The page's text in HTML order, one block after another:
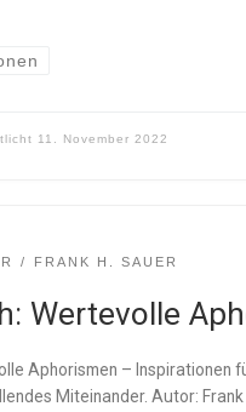
11. November 2022
FRANK H. SAUER
Wertevolle
Aphorismen – Inspirationen
Miteinander. Autor: Frank